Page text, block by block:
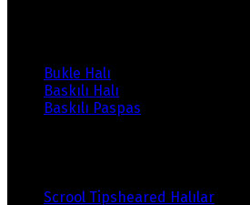
Bukle Halı
Baskılı Halı
Baskılı Paspas
Scrool Tipsheared Halılar